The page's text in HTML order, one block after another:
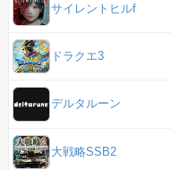
サイレントヒルf
ドラクエ3
デルタルーン
大戦略SSB2